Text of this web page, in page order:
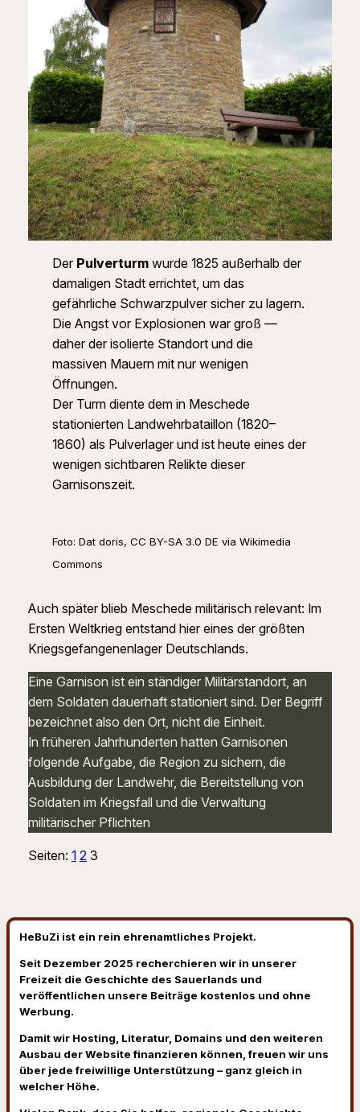
Der Pulverturm wurde 1825 außerhalb der
damaligen Stadt errichtet, um das
gefährliche Schwarzpulver sicher zu lagern.
Die Angst vor Explosionen war groß —
daher der isolierte Standort und die
massiven Mauern mit nur wenigen
Öffnungen.
Der Turm diente dem in Meschede
stationierten Landwehrbataillon (1820–
1860) als Pulverlager und ist heute eines der
wenigen sichtbaren Relikte dieser
Garnisonszeit.
Foto: Dat doris, CC BY-SA 3.0 DE via Wikimedia
Commons
Auch später blieb Meschede militärisch relevant: Im
Ersten Weltkrieg entstand hier eines der größten
Kriegsgefangenenlager Deutschlands.
Eine Garnison ist ein ständiger Militärstandort, an
dem Soldaten dauerhaft stationiert sind. Der Begriff
bezeichnet also den Ort, nicht die Einheit.
In früheren Jahrhunderten hatten Garnisonen
folgende Aufgabe, die Region zu sichern, die
Ausbildung der Landwehr, die Bereitstellung von
Soldaten im Kriegsfall und die Verwaltung
militärischer Pflichten
Seiten: 1 2 3
HeBuZi ist ein rein ehrenamtliches Projekt.
Seit Dezember 2025 recherchieren wir in unserer
Freizeit die Geschichte des Sauerlands und
veröffentlichen unsere Beiträge kostenlos und ohne
Werbung.
Damit wir Hosting, Literatur, Domains und den weiteren
Ausbau der Website finanzieren können, freuen wir uns
über jede freiwillige Unterstützung – ganz gleich in
welcher Höhe.